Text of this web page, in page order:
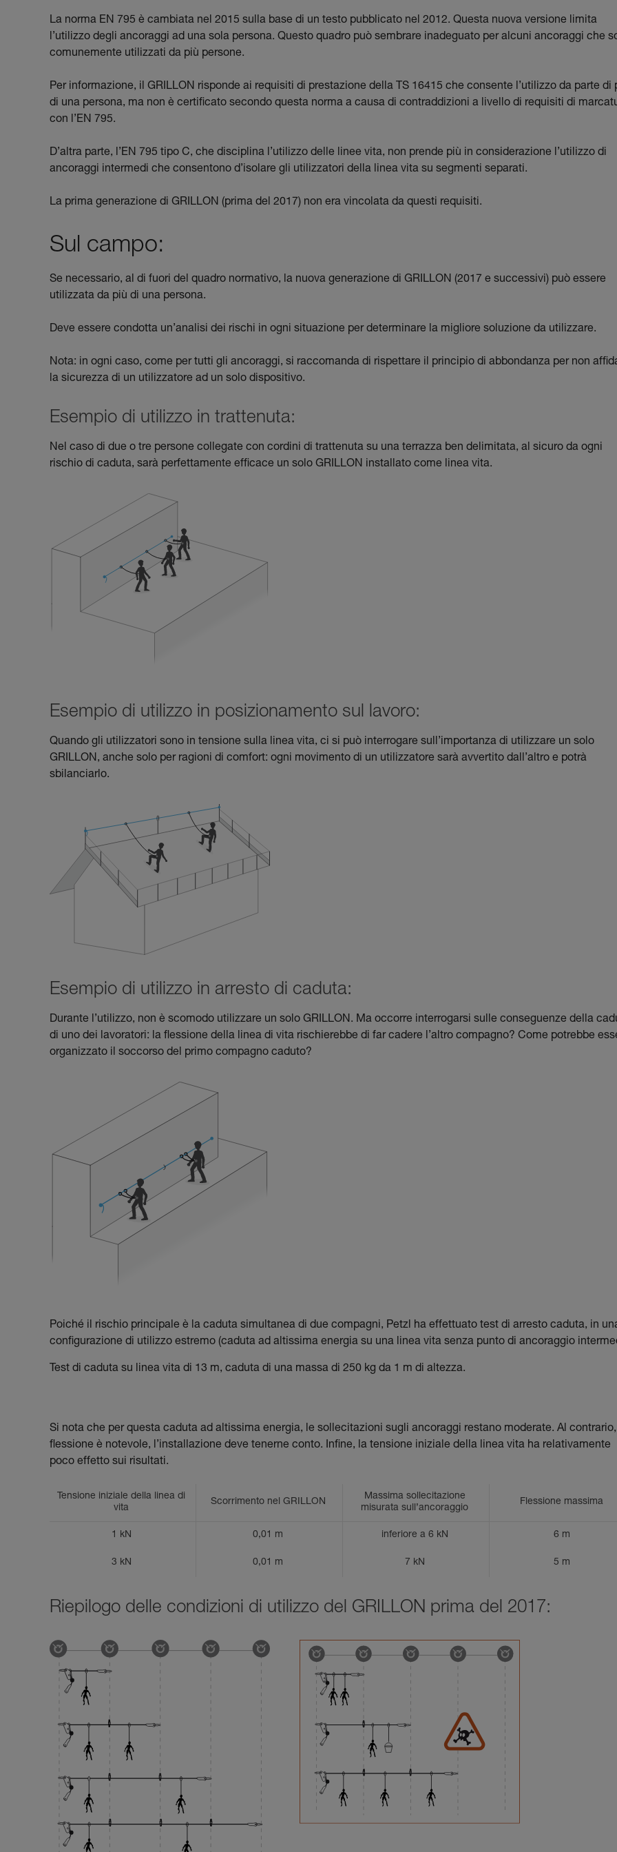
La norma EN 795 è cambiata nel 2015 sulla base di un testo pubblicato nel 2012. Questa nuova versione limita
l’utilizzo degli ancoraggi ad una sola persona. Questo quadro può sembrare inadeguato per alcuni ancoraggi che
comunemente utilizzati da più persone.
Per informazione, il GRILLON risponde ai requisiti di prestazione della TS 16415 che consente l’utilizzo da parte di
di una persona, ma non è certificato secondo questa norma a causa di contraddizioni a livello di requisiti di
con l’EN 795.
D’altra parte, l’EN 795 tipo C, che disciplina l’utilizzo delle linee vita, non prende più in considerazione l’utilizzo di
ancoraggi intermedi che consentono d’isolare gli utilizzatori della linea vita su segmenti separati.
La prima generazione di GRILLON (prima del 2017) non era vincolata da questi requisiti.
Sul campo:
Se necessario, al di fuori del quadro normativo, la nuova generazione di GRILLON (2017 e successivi) può essere
utilizzata da più di una persona.
Deve essere condotta un’analisi dei rischi in ogni situazione per determinare la migliore soluzione da utilizzare.
Nota: in ogni caso, come per tutti gli ancoraggi, si raccomanda di rispettare il principio di abbondanza per non
la sicurezza di un utilizzatore ad un solo dispositivo.
Esempio di utilizzo in trattenuta:
Nel caso di due o tre persone collegate con cordini di trattenuta su una terrazza ben delimitata, al sicuro da ogni
rischio di caduta, sarà perfettamente efficace un solo GRILLON installato come linea vita.
Esempio di utilizzo in posizionamento sul lavoro:
Quando gli utilizzatori sono in tensione sulla linea vita, ci si può interrogare sull’importanza di utilizzare un solo
GRILLON, anche solo per ragioni di comfort: ogni movimento di un utilizzatore sarà avvertito dall’altro e potrà
sbilanciarlo.
Esempio di utilizzo in arresto di caduta:
Durante l’utilizzo, non è scomodo utilizzare un solo GRILLON. Ma occorre interrogarsi sulle conseguenze della
di uno dei lavoratori: la flessione della linea di vita rischierebbe di far cadere l’altro compagno? Come potrebbe
organizzato il soccorso del primo compagno caduto?
Poiché il rischio principale è la caduta simultanea di due compagni, Petzl ha effettuato test di arresto caduta, in
configurazione di utilizzo estremo (caduta ad altissima energia su una linea vita senza punto di ancoraggio
Test di caduta su linea vita di 13 m, caduta di una massa di 250 kg da 1 m di altezza.
Si nota che per questa caduta ad altissima energia, le sollecitazioni sugli ancoraggi restano moderate. Al
flessione è notevole, l’installazione deve tenerne conto. Infine, la tensione iniziale della linea vita ha relativamente
poco effetto sui risultati.
Tensione iniziale della linea di
vita
Scorrimento nel GRILLON
Massima sollecitazione
misurata sull’ancoraggio
Flessione massima
1 kN 0,01 m inferiore a 6 kN 6 m
3 kN 0,01 m 7 kN 5 m
Riepilogo delle condizioni di utilizzo del GRILLON prima del 2017: